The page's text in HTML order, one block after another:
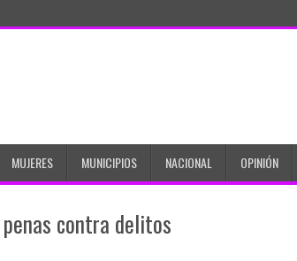
MUJERES MUNICIPIOS NACIONAL OPINIÓN
contra delitos